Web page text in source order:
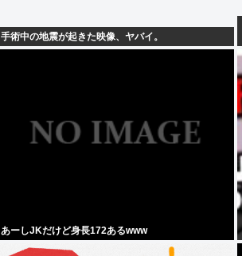
手術中の地震が起きた映像、ヤバイ。
あーしJKだけど身長172あるwww